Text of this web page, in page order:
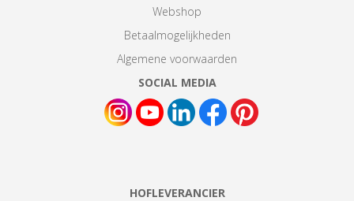
Webshop
Betaalmogelijkheden
Algemene voorwaarden
SOCIAL MEDIA
HOFLEVERANCIER